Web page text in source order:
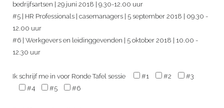
bedrijfsartsen | 29 juni 2018 | 9.30-12.00 uur
#5 | HR Professionals | casemanagers | 5 september 2018 | 09.30 -
12.00 uur
#6 | Werkgevers en leidinggevenden | 5 oktober 2018 | 10.00 -
12.30 uur
Ik schrijf me in voor Ronde Tafel sessie #1 #2
#3
#4
#5 #6